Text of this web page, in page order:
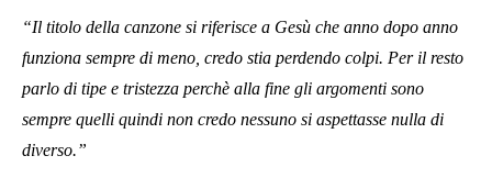
“Il titolo della canzone si riferisce a Gesù che anno dopo anno
funziona sempre di meno, credo stia perdendo colpi. Per il resto
parlo di tipe e tristezza perchè alla fine gli argomenti sono
sempre quelli quindi non credo nessuno si aspettasse nulla di
diverso.”